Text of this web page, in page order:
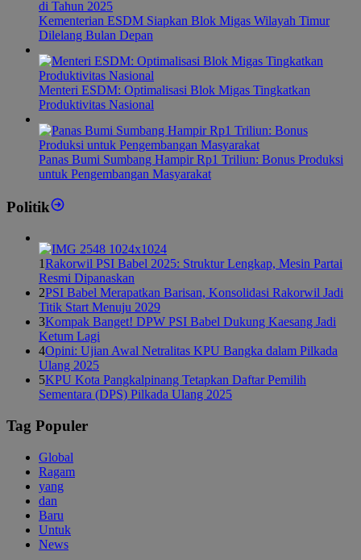
Kementerian ESDM Siapkan Blok Migas Wilayah Timur
Dilelang Bulan Depan
Menteri ESDM: Optimalisasi Blok Migas Tingkatkan
Produktivitas Nasional
Panas Bumi Sumbang Hampir Rp1 Triliun: Bonus Produksi
untuk Pengembangan Masyarakat
Politik
1Rakorwil PSI Babel 2025: Struktur Lengkap, Mesin Partai
Resmi Dipanaskan
2PSI Babel Merapatkan Barisan, Konsolidasi Rakorwil Jadi
Titik Start Menuju 2029
3Kompak Banget! DPW PSI Babel Dukung Kaesang Jadi
Ketum Lagi
4Opini: Ujian Awal Netralitas KPU Bangka dalam Pilkada
Ulang 2025
5KPU Kota Pangkalpinang Tetapkan Daftar Pemilih
Sementara (DPS) Pilkada Ulang 2025
Tag Populer
Global
Ragam
yang
dan
Baru
Untuk
News